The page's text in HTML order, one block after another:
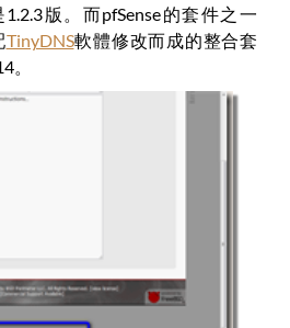
版。而pfSense的套件之一
TinyDNS軟體修改而成的整合套
。